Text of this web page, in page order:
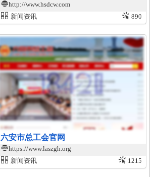
http://www.hsdcw.com
新闻资讯
890
六安市总工会官网
https://www.laszgh.org
新闻资讯
1215